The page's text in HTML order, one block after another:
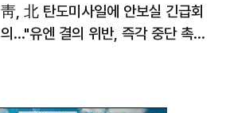
靑, 北 탄도미사일에 안보실 긴급회
의…"유엔 결의 위반, 즉각 중단 촉